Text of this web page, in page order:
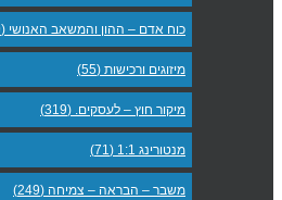
כוח אדם – ההון והמשאב האנושי (69)
מיזוגים ורכישות (55)
מיקור חוץ – לעסקים. (319)
מנטורינג 1:1 (71)
משבר – הבראה – צמיחה (249)